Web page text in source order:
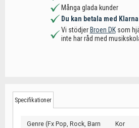
Många glada kunder
Du kan betala med Klarna
Vi stödjerBroen DKsom
inte har råd med
Specifikationer
Genre (Fx Pop, Rock, Barn
Kor